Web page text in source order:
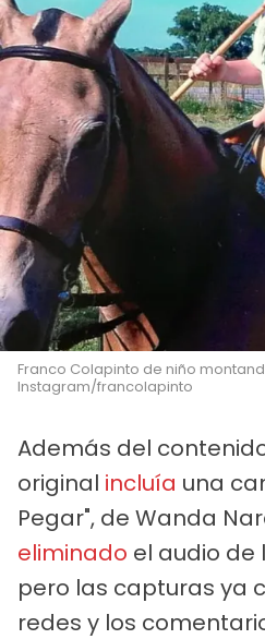
Franco Colapinto de niño
Instagram/francolapinto
Además del
original incluía una
Pegar", de Wanda
eliminado el audio de
pero las capturas ya
redes y los